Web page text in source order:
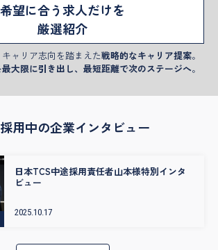
希望に合う求人だけを
厳選紹介
ャリア志向を踏まえた戦略的なキャリア提案。
大限に引き出し、最短距離で次のステージへ。
用中の企業インタビュー
日本TCS中途採用責任者山本様特別インタ
ビュー
2025.10.17